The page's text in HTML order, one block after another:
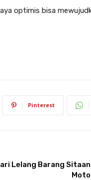
optimis bisa
Pinterest
Lelang Barang